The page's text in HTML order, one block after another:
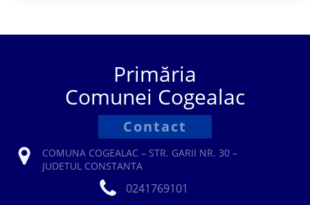
Primăria
Comunei Cogealac
Contact
COMUNA COGEALAC – STR. GARII NR. 30 –
JUDETUL CONSTANTA
0241769101